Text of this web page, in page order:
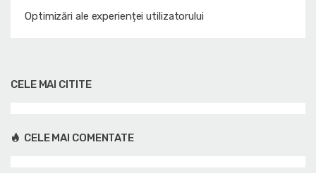
Optimizări ale experienței utilizatorului
CELE MAI CITITE
CELE MAI COMENTATE